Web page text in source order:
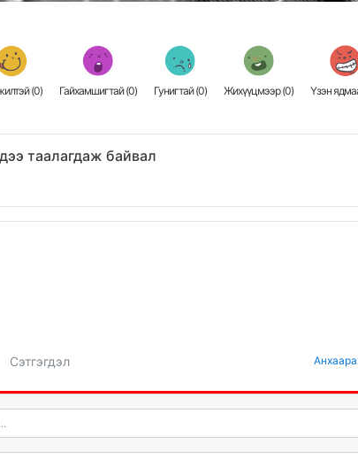
(0) Гайхамшигтай (0) Гунигтай (0) Жихүүцмээр (0) Үзэн
таалагдаж байвал
Сэтгэгдэл